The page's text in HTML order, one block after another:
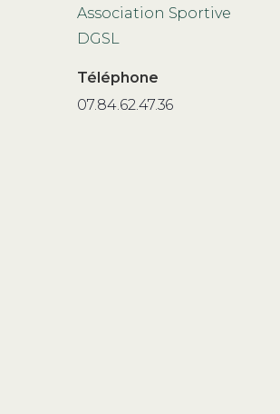
Association Sportive
DGSL
Téléphone
07.84.62.47.36